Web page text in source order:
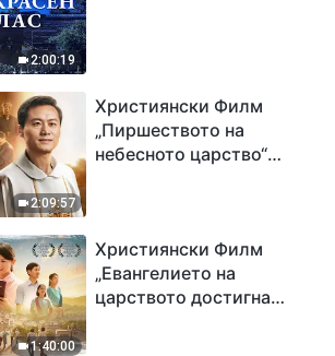
2:00:19
2:09:57
Християнски Филм
„Пиршеството на
небесното царство“
1:40:00
Християнски Филм
„Евангелието на
царството достигна